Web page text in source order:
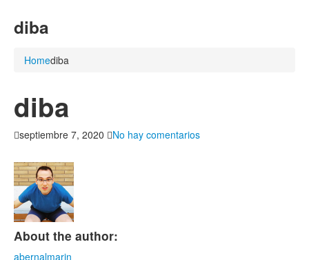
diba
Homediba
diba
septiembre 7, 2020 No hay comentariosen
About the author:
abernalmarin